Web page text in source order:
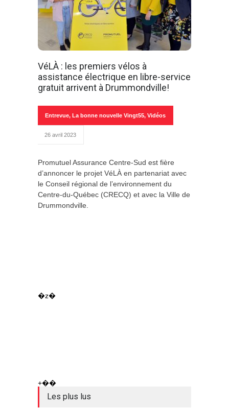
VéLÀ : les premiers vélos à
assistance électrique en libre-service
gratuit arrivent à Drummondville!
Entrevue, La bonne nouvelle Vingt55, Vidéos
26 avril 2023
Promutuel Assurance Centre-Sud est fière
d’annoncer le projet VéLÀ en partenariat avec
le Conseil régional de l’environnement du
Centre-du-Québec (CRECQ) et avec la Ville de
Drummondville.
�z�
+��
Les plus lus